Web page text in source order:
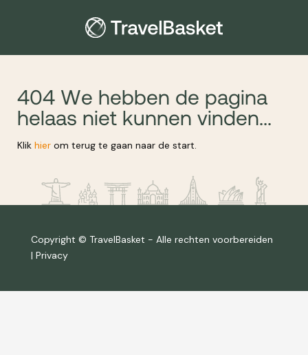
404 We hebben de pagina
helaas niet kunnen vinden...
Klik hier om terug te gaan naar de start.
Copyright © TravelBasket - Alle rechten voorbereiden
| Privacy